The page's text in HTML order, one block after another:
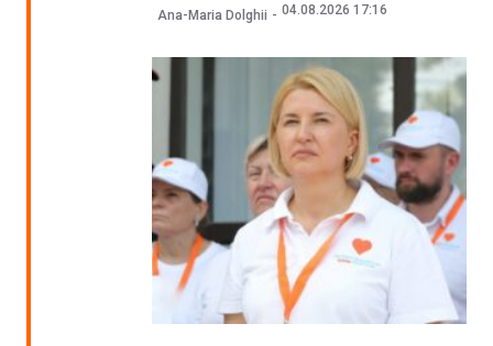
Ana-Maria Dolghii 04.08.2026 17:16